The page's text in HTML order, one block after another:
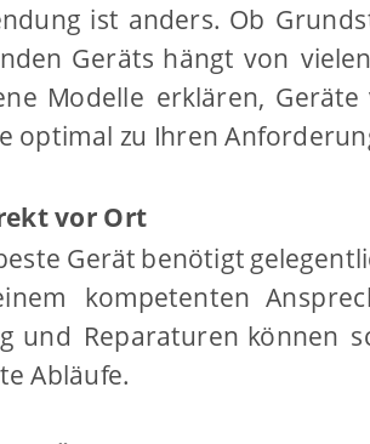
ist anders. Ob
Geräts hängt von vielen
Modelle erklären, Geräte
optimal zu Ihren
vor Ort
Gerät benötigt
kompetenten
und Reparaturen können
Abläufe.